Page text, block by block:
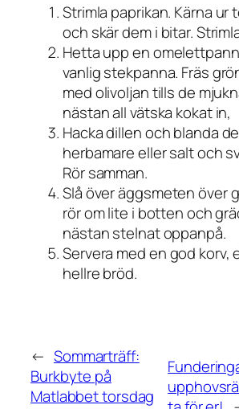
Strimla paprikan. Kärna ur
och skär dem i bitar.
Hetta upp en
vanlig stekpanna. Fräs
med olivoljan tills de
nästan all vätska kokat in,
Hacka dillen och blanda
herbamare eller salt och
Rör samman.
Slå över äggsmeten över
rör om lite i botten och
nästan stelnat oppanpå.
Servera med en god korv,
hellre bröd.
← Sommarträff:
Burkbyte på
Matlabbet torsdag